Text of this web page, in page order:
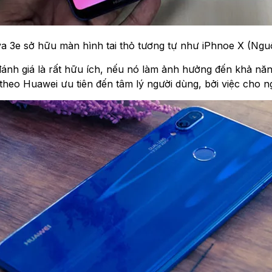
3e sở hữu màn hình tai thỏ tương tự như iPhnoe X
giá là rất hữu ích, nếu nó làm ảnh hưởng đến khả
Huawei ưu tiên đến tâm lý người dùng, bởi việc cho